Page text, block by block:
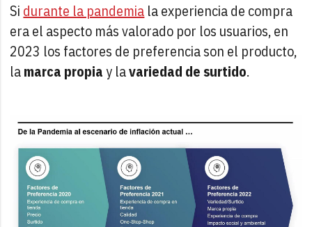
Si durante la pandemia la experiencia de compra
era el aspecto más valorado por los usuarios, en
2023 los factores de preferencia son el producto,
lamarca propiay lavariedad de surtido.